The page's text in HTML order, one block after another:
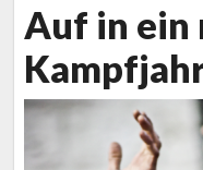
Auf in ein